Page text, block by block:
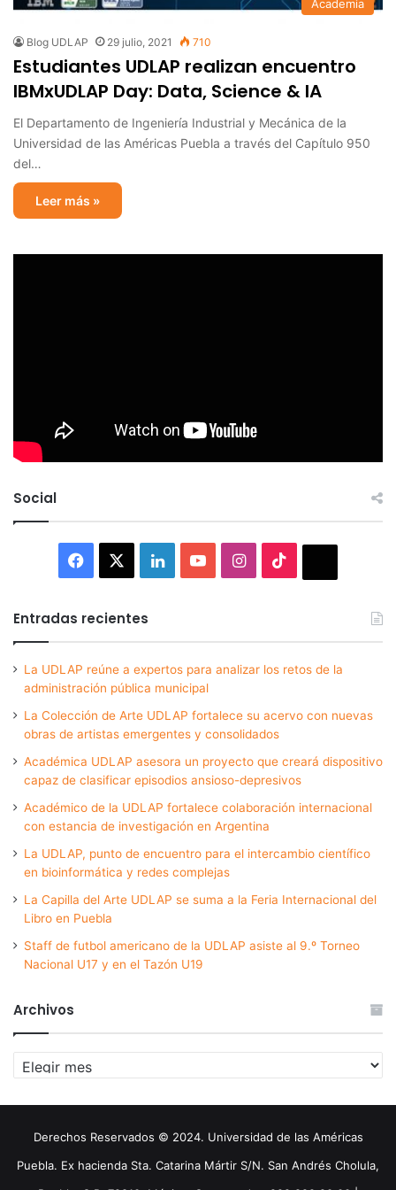
Academia
Blog UDLAP 29 julio, 2021 710
Estudiantes UDLAP realizan encuentro
IBMxUDLAP Day: Data, Science & IA
El Departamento de Ingeniería Industrial y Mecánica de la
Universidad de las Américas Puebla a través del Capítulo 950
del…
Leer más »
Social
Facebook LinkedInYouTubeInstagram
Entradas recientes
La UDLAP reúne a expertos para analizar los retos de la
administración pública municipal
La Colección de Arte UDLAP fortalece su acervo con nuevas
obras de artistas emergentes y consolidados
Académica UDLAP asesora un proyecto que creará dispositivo
capaz de clasificar episodios ansioso-depresivos
Académico de la UDLAP fortalece colaboración internacional
con estancia de investigación en Argentina
La UDLAP, punto de encuentro para el intercambio científico
en bioinformática y redes complejas
La Capilla del Arte UDLAP se suma a la Feria Internacional del
Libro en Puebla
Staff de futbol americano de la UDLAP asiste al 9.º Torneo
Nacional U17 y en el Tazón U19
Archivos
Archivos
Derechos Reservados © 2024. Universidad de las Américas
Puebla. Ex hacienda Sta. Catarina Mártir S/N. San Andrés Cholula,